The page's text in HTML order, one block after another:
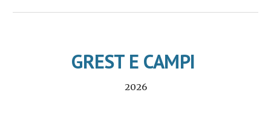
GREST E CAMPI
2026